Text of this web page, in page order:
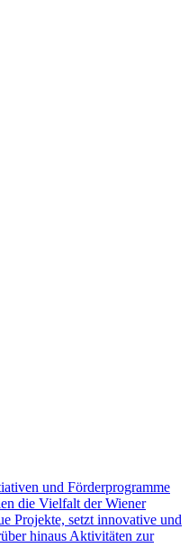
und Förderprogramme
die Vielfalt der Wiener
Projekte, setzt innovative und
hinaus Aktivitäten zur